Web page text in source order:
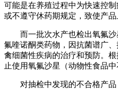
可能是在养殖过程中为快速控
或不遵守休药期规定，致使产品
而一批次水产也检出氧氟沙
氟喹诺酮类药物，因抗菌谱广
禽细菌性疾病的治疗和预防。
止使用氧氟沙星（动物性食品中
对抽检中发现的不合格产品